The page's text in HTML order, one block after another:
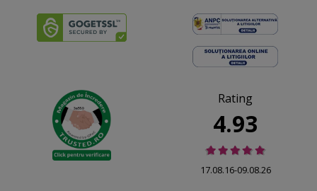
Rating
4.93
17.08.16-09.08.26